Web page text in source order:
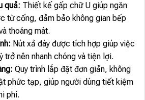
quả: Thiết kế gấp chữ U giúp ngăn
từ cống, đảm bảo không gian bếp
thoáng mát.
Nút xả đáy được tích hợp giúp việc
trở nên nhanh chóng và tiện lợi.
Quy trình lắp đặt đơn giản, không
phức tạp, giúp người dùng tiết kiệm
phí.